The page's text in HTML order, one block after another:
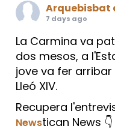
Arquebisbat
7 days ago
La Carmina va
dos mesos, a
jove va fer
Lleó XIV.
Recupera
Newstican News 👇